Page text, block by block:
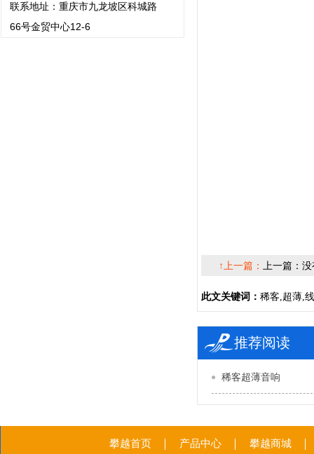
↑上一篇： 上一篇：
此文关键词： 稀客,超薄,
推荐阅读
稀客超薄音响
联系地址：重庆市九龙坡区科城路
66号金贸中心12-6
攀越首页 产品中心 攀越商城